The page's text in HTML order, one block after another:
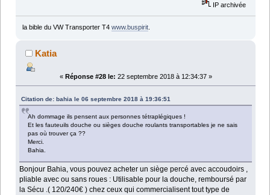
IP archivée
la bible du VW Transporter T4 www.buspirit.
Katia
« Réponse #28 le: 22 septembre 2018 à 12:34:37 »
Citation de: bahia le 06 septembre 2018 à 19:36:51
Ah dommage ils pensent aux personnes tétraplégiques !
Et les fauteuils douche ou sièges douche roulants transportables je ne sais
pas où trouver ça ??
Merci.
Bahia.
Bonjour Bahia, vous pouvez acheter un siège percé avec accoudoirs ,
pliable avec ou sans roues : Utilisable pour la douche, remboursé par
la Sécu .( 120/240€ ) chez ceux qui commercialisent tout type de